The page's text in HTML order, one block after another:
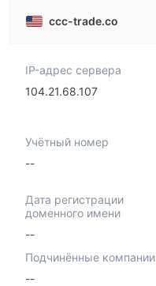
ccc-trade.co
IP-адрес сервера
104.21.68.107
Учётный номер
--
Дата регистрации
доменного имени
--
Подчинённые компании
--